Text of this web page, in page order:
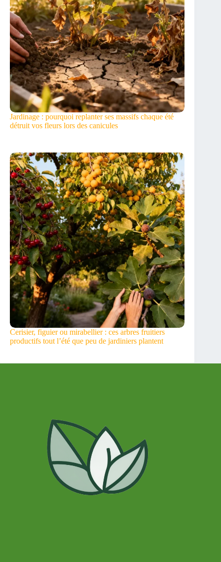
Jardinage : pourquoi replanter ses massifs chaque été
détruit vos fleurs lors des canicules
Cerisier, figuier ou mirabellier : ces arbres fruitiers
productifs tout l’été que peu de jardiniers plantent